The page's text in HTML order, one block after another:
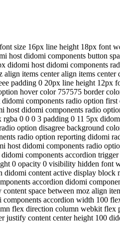
size 16px line height 18px font
didomi components button
didomi host didomi components
items center align items
padding 0 20px line height
hover color 757575 border
components radio option
didomi components radio
0 0 0 3 padding 0 11 5px
option disagree background
radio option reporting didomi
didomi components radio
components accordion
0 opacity 0 visibility hidden font
content active display
accordion didomi
space between moz align
accordion width 100
flex direction column webkit
justify content center height 100